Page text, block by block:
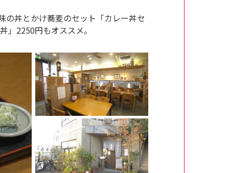
の丼とかけ蕎麦のセット「カレー丼セ
」2250円もオススメ。